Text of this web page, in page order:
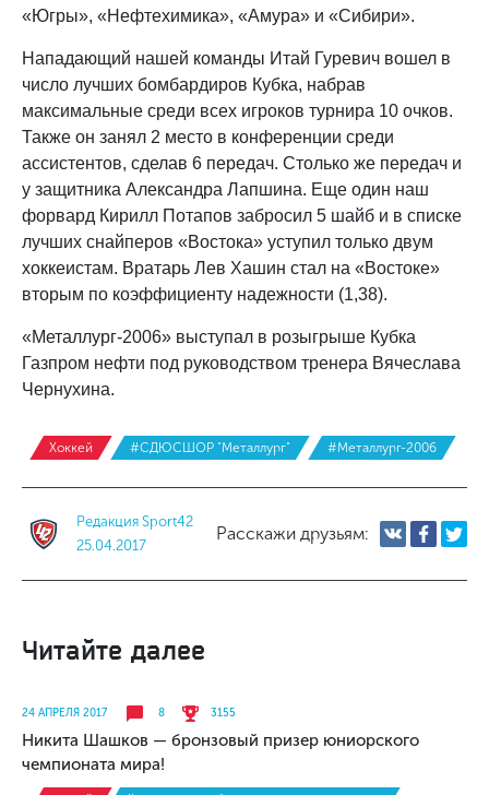
«Югры», «Нефтехимика», «Амура» и «Сибири».
Нападающий нашей команды Итай Гуревич вошел в
число лучших бомбардиров Кубка, набрав
максимальные среди всех игроков турнира 10 очков.
Также он занял 2 место в конференции среди
ассистентов, сделав 6 передач. Столько же передач и
у защитника Александра Лапшина. Еще один наш
форвард Кирилл Потапов забросил 5 шайб и в списке
лучших снайперов «Востока» уступил только двум
хоккеистам. Вратарь Лев Хашин стал на «Востоке»
вторым по коэффициенту надежности (1,38).
«Металлург-2006» выступал в розыгрыше Кубка
Газпром нефти под руководством тренера Вячеслава
Чернухина.
Хоккей #СДЮСШОР "Металлург" #Металлург-2006
Редакция Sport42
25.04.2017
Расскажи друзьям:
Читайте далее
24 АПРЕЛЯ 2017 8 3155
Никита Шашков — бронзовый призер юниорского
чемпионата мира!